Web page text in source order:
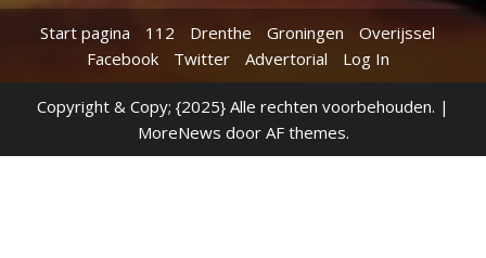
Start pagina 112 Drenthe Groningen
Overijssel
Facebook
Twitter Advertorial Log In
Copyright & Copy; {2025} Alle rechten voorbehouden. |
MoreNews door AF themes.